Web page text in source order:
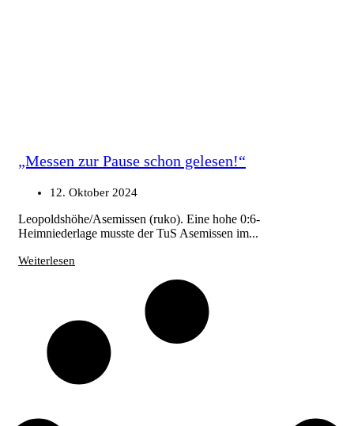
„Messen zur Pause schon gelesen!“
12. Oktober 2024
Leopoldshöhe/Asemissen (ruko). Eine hohe 0:6-
Heimniederlage musste der TuS Asemissen im...
Weiterlesen